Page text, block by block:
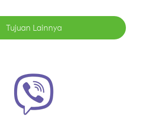
Tujuan Lainnya